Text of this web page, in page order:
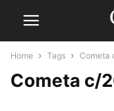
Home Tags Cometa
Cometa c/